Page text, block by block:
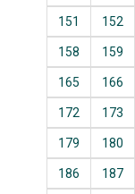
151 152
158 159
165 166
172 173
179 180
186 187